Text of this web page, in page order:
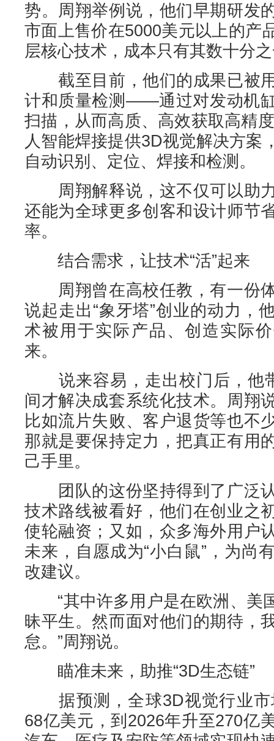
势。周翔举例说，他们早期研发
市面上售价在5000美元以上的产
层核心技术，成本只有其数十分
截至目前，他们的成果已被
计和质量检测——通过对发动机
扫描，从而高质、高效获取高精
人智能焊接提供3D视觉解决方案
自动识别、定位、焊接和检测。
周翔解释说，这不仅可以助
还能为全球更多创客和设计师节
率。
结合需求，让技术“活”起来
周翔曾在高校任教，有一份
说起走出“象牙塔”创业的动力，
术被用于实际产品、创造实际
来。
说来容易，走出校门后，他
间才解决成套系统化技术。周翔
比如流片失败、客户退货等也不
那就是要保持定力，把真正有用
己手里。
团队的这份坚持得到了广泛
技术路线被看好，他们在创业之
使轮融资；又如，众多海外用户
未来，自愿成为“小白鼠”，为尚
改建议。
“其中许多用户是在欧洲、美
昧平生。然而面对他们的期待，
怠。”周翔说。
瞄准未来，助推“3D生态链”
据预测，全球3D视觉行业市
68亿美元，到2026年升至270亿